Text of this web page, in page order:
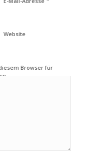
Website
Browser für